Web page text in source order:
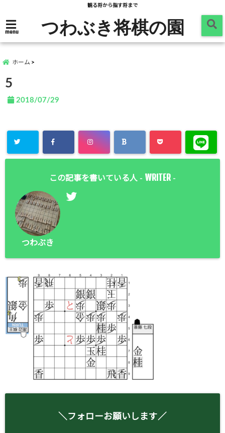
観る将から指す将まで
menu つわぶき将棋の園
ホーム
5
2018/07/29
この記事を書いている人 - WRITER -
つわぶき
＼フォローお願いします／